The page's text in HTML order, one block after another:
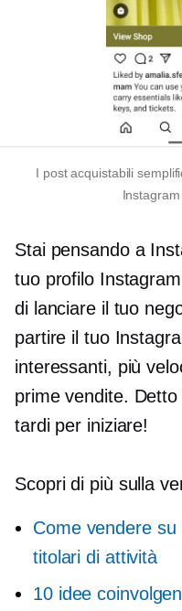
I post acquistabili
Stai pensando a
tuo profilo
di lanciare il tuo
partire il tuo
interessanti, più
prime vendite.
tardi per iniziare!
Scopri di più sulla
Come vendere
titolari di attività
10 idee